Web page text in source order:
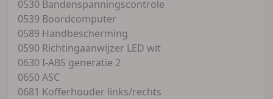
0530 Bandenspanningscontrole
0539 Boordcomputer
0589 Handbescherming
0590 Richtingaanwijzer LED wit
0630 I-ABS generatie 2
0650 ASC
0681 Kofferhouder links/rechts